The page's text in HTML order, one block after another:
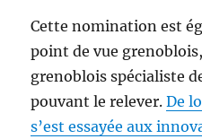
Cette nomination est
point de vue
grenoblois spécialiste
pouvant le relever.De
s’est essayée aux